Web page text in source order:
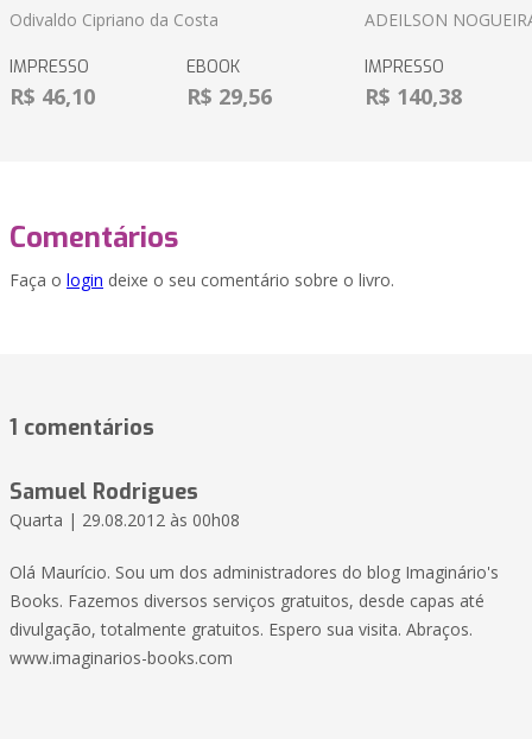
Odivaldo Cipriano da Costa
IMPRESSO
R$ 46,10
EBOOK
R$ 29,56
ADEILSON
IMPRESSO
R$ 140,38
Comentários
Faça o login deixe o seu comentário sobre o livro.
1 comentários
Samuel Rodrigues
Quarta | 29.08.2012 às 00h08
Olá Maurício. Sou um dos administradores do blog Imaginário's
Books. Fazemos diversos serviços gratuitos, desde capas até
divulgação, totalmente gratuitos. Espero sua visita. Abraços.
www.imaginarios-books.com